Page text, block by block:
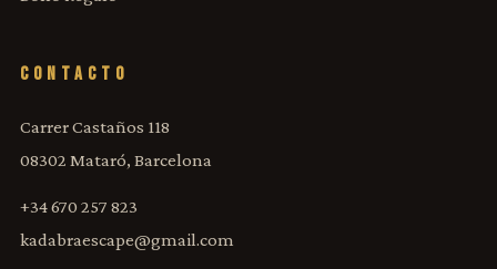
CONTACTO
Carrer Castaños 118
08302 Mataró, Barcelona
+34 670 257 823
kadabraescape@gmail.com